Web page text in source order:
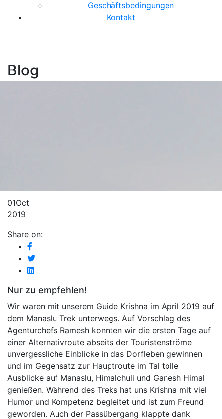
Geschäftsbedingungen
Kontakt
Blog
01Oct
2019
Share on:
Nur zu empfehlen!
Wir waren mit unserem Guide Krishna im April 2019 auf
dem Manaslu Trek unterwegs. Auf Vorschlag des
Agenturchefs Ramesh konnten wir die ersten Tage auf
einer Alternativroute abseits der Touristenströme
unvergessliche Einblicke in das Dorfleben gewinnen
und im Gegensatz zur Hauptroute im Tal tolle
Ausblicke auf Manaslu, Himalchuli und Ganesh Himal
genießen. Während des Treks hat uns Krishna mit viel
Humor und Kompetenz begleitet und ist zum Freund
geworden. Auch der Passübergang klappte dank